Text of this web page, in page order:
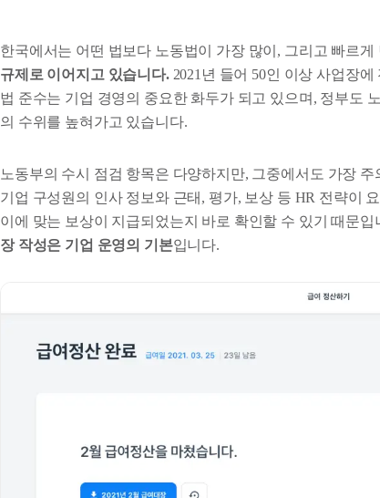
한국에서는 어떤 법보다 노동법이 가장 많이, 그리고 빠르게
규제로 이어지고 있습니다.2021년 들어 50인 이상 사업장
법 준수는 기업 경영의 중요한 화두가 되고 있으며, 정부도
의 수위를 높혀가고 있습니다.
노동부의 수시 점검 항목은 다양하지만, 그중에서도 가장
기업 구성원의 인사 정보와 근태, 평가, 보상 등 HR 전략이
이에 맞는 보상이 지급되었는지 바로 확인할 수 있기 때문입
장 작성은 기업 운영의 기본입니다.